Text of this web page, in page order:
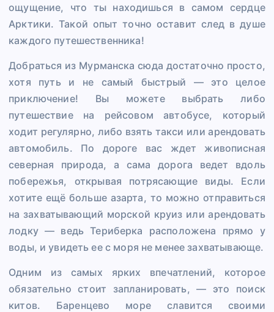
ощущение, что ты находишься в самом сердце
Арктики. Такой опыт точно оставит след в душе
каждого путешественника!
Добраться из Мурманска сюда достаточно просто,
хотя путь и не самый быстрый — это целое
приключение! Вы можете выбрать либо
путешествие на рейсовом автобусе, который
ходит регулярно, либо взять такси или арендовать
автомобиль. По дороге вас ждет живописная
северная природа, а сама дорога ведет вдоль
побережья, открывая потрясающие виды. Если
хотите ещё больше азарта, то можно отправиться
на захватывающий морской круиз или арендовать
лодку — ведь Териберка расположена прямо у
воды, и увидеть ее с моря не менее захватывающе.
Одним из самых ярких впечатлений, которое
обязательно стоит запланировать, — это поиск
китов. Баренцево море славится своими